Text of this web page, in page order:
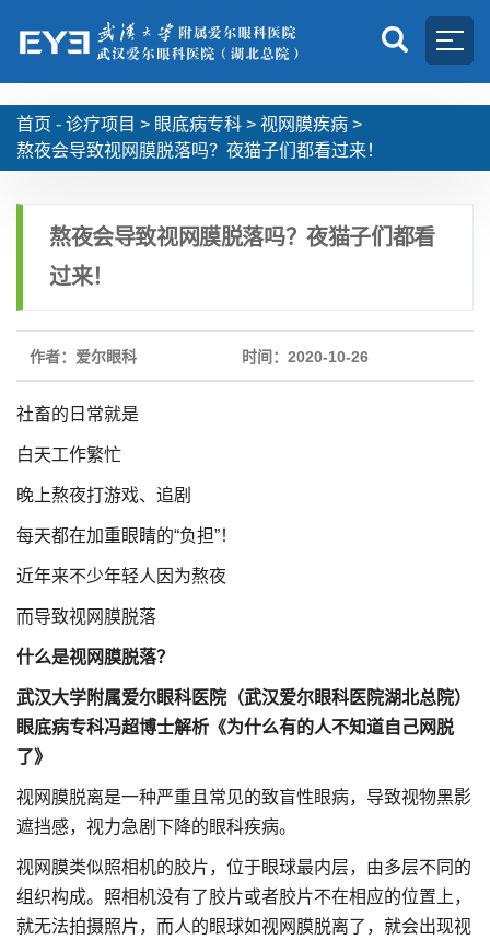
首页 - 诊疗项目 > 眼底病专科 > 视网膜疾病 >
熬夜会导致视网膜脱落吗？夜猫子们都看过来！
熬夜会导致视网膜脱落吗？夜猫子们都看
过来！
作者：爱尔眼科 时间：2020-10-26
社畜的日常就是
白天工作繁忙
晚上熬夜打游戏、追剧
每天都在加重眼睛的“负担”！
近年来不少年轻人因为熬夜
而导致视网膜脱落
什么是视网膜脱落？
武汉大学附属爱尔眼科医院（武汉爱尔眼科医院湖北总院）
眼底病专科冯超博士解析《为什么有的人不知道自己网脱
了》
视网膜脱离是一种严重且常见的致盲性眼病，导致视物黑影
遮挡感，视力急剧下降的眼科疾病。
视网膜类似照相机的胶片，位于眼球最内层，由多层不同的
组织构成。照相机没有了胶片或者胶片不在相应的位置上，
就无法拍摄照片，而人的眼球如视网膜脱离了，就会出现视